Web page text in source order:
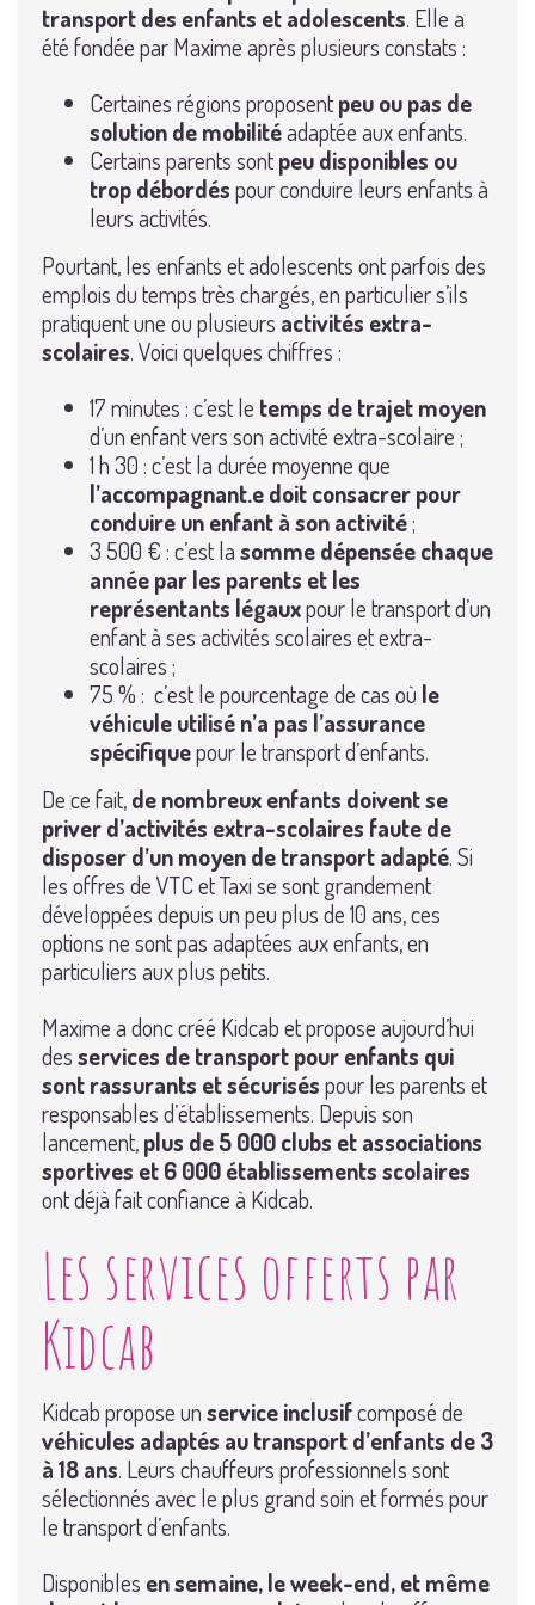
transport des enfants et adolescents. Elle a
été fondée par Maxime après plusieurs constats :
Certaines régions proposentpeu ou pas de
solution de mobilitéadaptée aux enfants.
Certains parents sontpeu disponibles ou
trop débordéspour conduire leurs enfants à
leurs activités.
Pourtant, les enfants et adolescents ont parfois des
emplois du temps très chargés, en particulier s’ils
pratiquent une ou plusieurs activités extra-
scolaires. Voici quelques chiffres :
17 minutes : c’est le temps de trajet moyen
d’un enfant vers son activité extra-scolaire ;
1 h 30 : c’est la durée moyenne que
l’accompagnant.e doit consacrer pour
conduire un enfant à son activité;
3 500 € : c’est lasomme dépensée chaque
année par les parents et les
représentants légauxpour le transport d’un
enfant à ses activités scolaires et extra-
scolaires ;
75 % : c’est le pourcentage de cas où le
véhicule utilisé n’a pas l’assurance
spécifiquepour le transport d’enfants.
De ce fait,de nombreux enfants doivent se
priver d’activités extra-scolaires faute de
disposer d’un moyen de transport adapté. Si
les offres de VTC et Taxi se sont grandement
développées depuis un peu plus de 10 ans, ces
options ne sont pas adaptées aux enfants, en
particuliers aux plus petits.
Maxime a donc créé Kidcab et propose aujourd’hui
desservices de transport pour enfants qui
sont rassurants et sécuriséspour les parents et
responsables d’établissements. Depuis son
lancement,plus de 5 000 clubs et associations
sportives et 6 000 établissements scolaires
ont déjà fait confiance à Kidcab.
Les services offerts par
Kidcab
Kidcab propose unservice inclusifcomposé de
véhicules adaptés au transport d’enfants de 3
à 18 ans. Leurs chauffeurs professionnels sont
sélectionnés avec le plus grand soin et formés pour
le transport d’enfants.
Disponibles en semaine, le week-end, et même